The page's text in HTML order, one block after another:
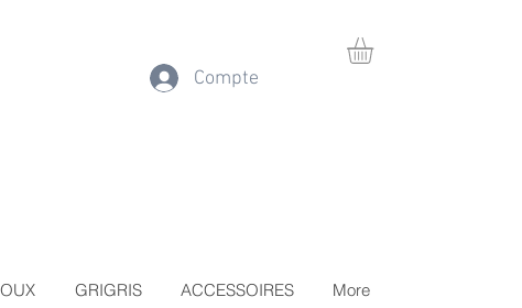
Compte
GRIGRIS ACCESSOIRES More